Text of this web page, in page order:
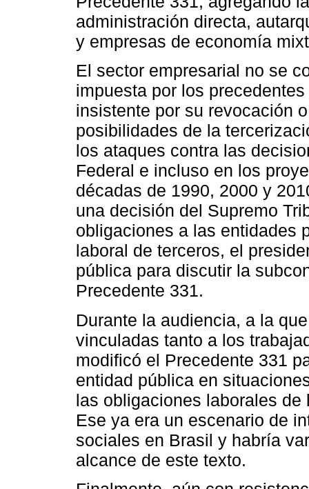
administración directa,
y empresas de economía
El sector empresarial no se
impuesta por los
insistente por su revocación
posibilidades de la
los ataques contra las
Federal e incluso en los
décadas de 1990, 2000 y
una decisión del Supremo
obligaciones a las entidades
laboral de terceros, el
pública para discutir la
Precedente 331.
Durante la audiencia, a la
vinculadas tanto a los
modificó el Precedente 331
entidad pública en
las obligaciones laborales
Ese ya era un escenario de
sociales en Brasil y habría
alcance de este texto.